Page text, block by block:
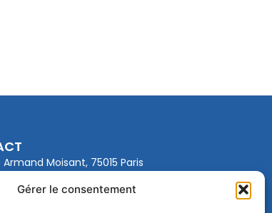
Gérer le consentement
Armand Moisant, 75015 Paris